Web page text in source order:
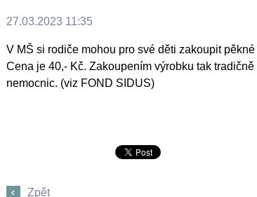
27.03.2023 11:35
V MŠ si rodiče mohou pro své děti zakoupit
Cena je 40,- Kč. Zakoupením výrobku tak
nemocnic. (viz FOND SIDUS)
Zpět